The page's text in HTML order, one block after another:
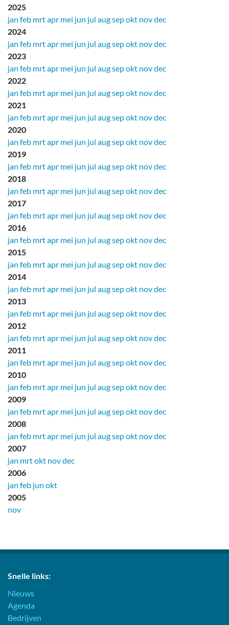
2025
jan feb mrtapr mei jun jul augsepokt novdec
2024
jan feb mrtapr mei jun jul augsepokt novdec
2023
jan feb mrtapr mei jun jul augsepokt novdec
2022
jan feb mrtapr mei jun jul augsepokt novdec
2021
jan feb mrtapr mei jun jul augsepokt novdec
2020
jan feb mrtapr mei jun jul augsepokt novdec
2019
jan feb mrtapr mei jun jul augsepokt novdec
2018
jan feb mrtapr mei jun jul augsepokt novdec
2017
jan feb mrtapr mei jun jul augsepokt novdec
2016
jan feb mrtapr mei jun jul augsepokt novdec
2015
jan feb mrtapr mei jun jul augsepokt novdec
2014
jan feb mrtapr mei jun jul augsepokt novdec
2013
jan feb mrtapr mei jun jul augsepokt novdec
2012
jan feb mrtapr mei jun jul augsepokt novdec
2011
jan feb mrtapr mei jun jul augsepokt novdec
2010
jan feb mrtapr mei jun jul augsepokt novdec
2009
jan feb mrtapr mei jun jul augsepokt novdec
2008
jan feb mrtapr mei jun jul augsepokt novdec
2007
jan mrtokt novdec
2006
jan feb jun okt
2005
nov
Snelle links:
Nieuws
Agenda
Bedrijven